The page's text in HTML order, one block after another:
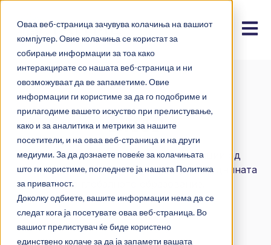
Оваа веб-страница зачувува колачиња на вашиот
компјутер. Овие колачиња се користат за
собирање информации за тоа како
интеракцирате со нашата веб-страница и ни
овозможуваат да ве запаметиме. Овие
информации ги користиме за да го подобриме и
прилагодиме вашето искуство при прелистување,
како и за аналитика и метрики за нашите
посетители, и на оваа веб-страница и на други
медиуми. За да дознаете повеќе за колачињата
што ги користиме, погледнете ја нашата Политика
за приватност.
Доколку одбиете, вашите информации нема да се
следат кога ја посетувате оваа веб-страница. Во
вашиот прелистувач ќе биде користено
единствено колаче за да ја запамети вашата
Open
Блог
Истражете приказни, идеи и иновации од
едукатори и лидери што ја обликуваат иднината
на глобалното образование.